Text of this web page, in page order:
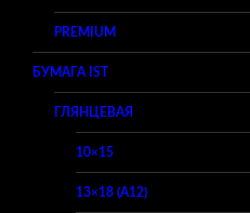
PREMIUM
БУМАГА IST
ГЛЯНЦЕВАЯ
10×15
13×18 (A12)